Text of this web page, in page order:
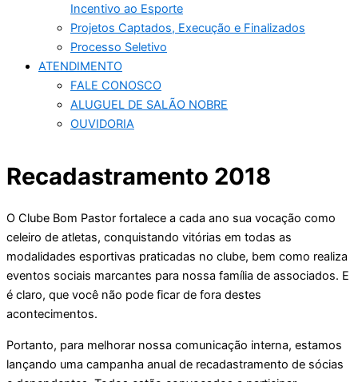
Incentivo ao Esporte
Projetos Captados, Execução e Finalizados
Processo Seletivo
ATENDIMENTO
FALE CONOSCO
ALUGUEL DE SALÃO NOBRE
OUVIDORIA
Recadastramento 2018
O Clube Bom Pastor fortalece a cada ano sua vocação como
celeiro de atletas, conquistando vitórias em todas as
modalidades esportivas praticadas no clube, bem como realiza
eventos sociais marcantes para nossa família de associados. E
é claro, que você não pode ficar de fora destes
acontecimentos.
Portanto, para melhorar nossa comunicação interna, estamos
lançando uma campanha anual de recadastramento de sócias